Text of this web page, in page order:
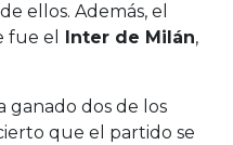
ellos. Además, el
fue el
Inter de Milán,
ganado dos de los
que el partido se